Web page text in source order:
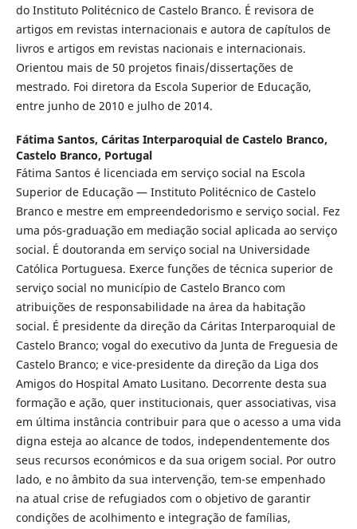
do Instituto Politécnico de Castelo Branco. É revisora de
artigos em revistas internacionais e autora de capítulos de
livros e artigos em revistas nacionais e internacionais.
Orientou mais de 50 projetos finais/dissertações de
mestrado. Foi diretora da Escola Superior de Educação,
entre junho de 2010 e julho de 2014.
Fátima Santos, Cáritas Interparoquial de Castelo Branco,
Castelo Branco, Portugal
Fátima Santos é licenciada em serviço social na Escola
Superior de Educação — Instituto Politécnico de Castelo
Branco e mestre em empreendedorismo e serviço social. Fez
uma pós-graduação em mediação social aplicada ao serviço
social. É doutoranda em serviço social na Universidade
Católica Portuguesa. Exerce funções de técnica superior de
serviço social no município de Castelo Branco com
atribuições de responsabilidade na área da habitação
social. É presidente da direção da Cáritas Interparoquial de
Castelo Branco; vogal do executivo da Junta de Freguesia de
Castelo Branco; e vice-presidente da direção da Liga dos
Amigos do Hospital Amato Lusitano. Decorrente desta sua
formação e ação, quer institucionais, quer associativas, visa
em última instância contribuir para que o acesso a uma vida
digna esteja ao alcance de todos, independentemente dos
seus recursos económicos e da sua origem social. Por outro
lado, e no âmbito da sua intervenção, tem-se empenhado
na atual crise de refugiados com o objetivo de garantir
condições de acolhimento e integração de famílias,